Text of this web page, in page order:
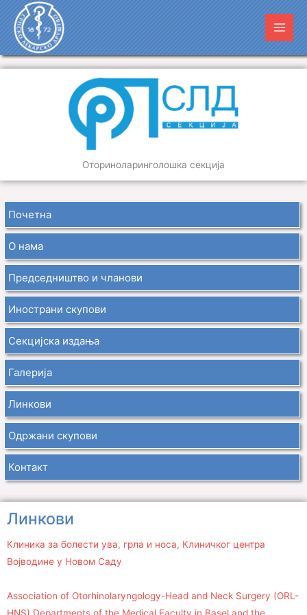
Пређи
садржај
Main
Оториноларинголошка секција
Почетна
О нама
Председништво и чланови
Инострани скупови
Секцијска издања
Галерија
Линкови
Одржани скупови
Контакт
Линкови
Клиника за болести ува, грла и носа, Клиничког центра
Војводине у Новом Саду
Association of Otorhinolaryngology-Head and Neck Surgery (ORL-